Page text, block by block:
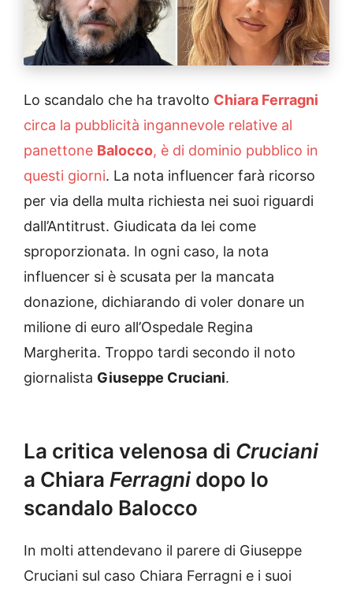
Lo scandalo che ha travolto Chiara Ferragni
circa la pubblicità ingannevole relative al
panettone Balocco, è di dominio pubblico in
questi giorni. La nota influencer farà ricorso
per via della multa richiesta nei suoi riguardi
dall’Antitrust. Giudicata da lei come
sproporzionata. In ogni caso, la nota
influencer si è scusata per la mancata
donazione, dichiarando di voler donare un
milione di euro all’Ospedale Regina
Margherita. Troppo tardi secondo il noto
giornalista Giuseppe Cruciani.
La critica velenosa di Cruciani
a Chiara Ferragni dopo lo
scandalo Balocco
In molti attendevano il parere di Giuseppe
Cruciani sul caso Chiara Ferragni e i suoi